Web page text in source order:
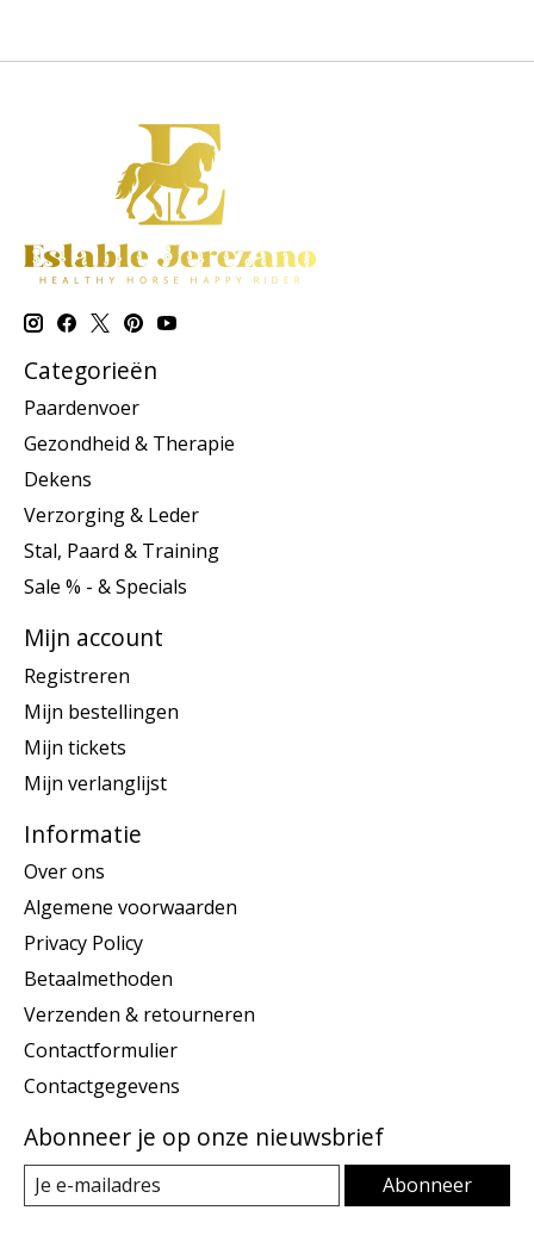
Categorieën
Paardenvoer
Gezondheid & Therapie
Dekens
Verzorging & Leder
Stal, Paard & Training
Sale % - & Specials
Mijn account
Registreren
Mijn bestellingen
Mijn tickets
Mijn verlanglijst
Informatie
Over ons
Algemene voorwaarden
Privacy Policy
Betaalmethoden
Verzenden & retourneren
Contactformulier
Contactgegevens
Abonneer je op onze nieuwsbrief
Abonneer